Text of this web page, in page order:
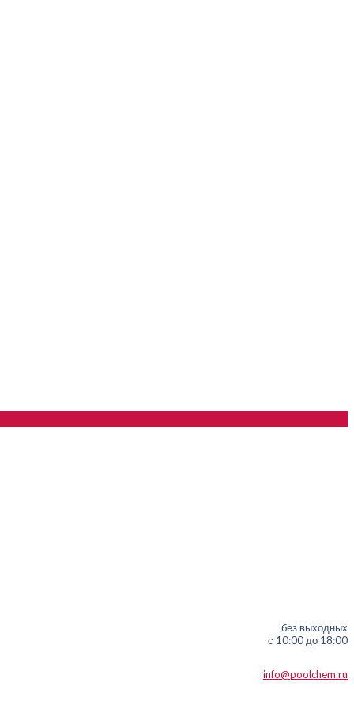
без выходных
с 10:00 до 18:00
info@poolchem.ru